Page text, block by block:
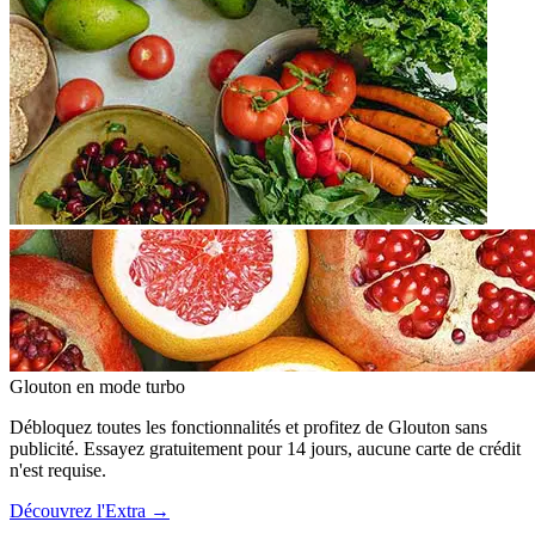
Glouton en mode turbo
Débloquez toutes les fonctionnalités et profitez de Glouton sans
publicité. Essayez gratuitement pour 14 jours, aucune carte de crédit
n'est requise.
Découvrez l'Extra →